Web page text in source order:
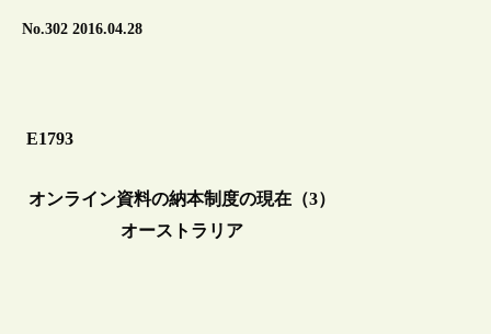
No.302 2016.04.28
E1793
オンライン資料の納本制度の現在（3）
オーストラリア